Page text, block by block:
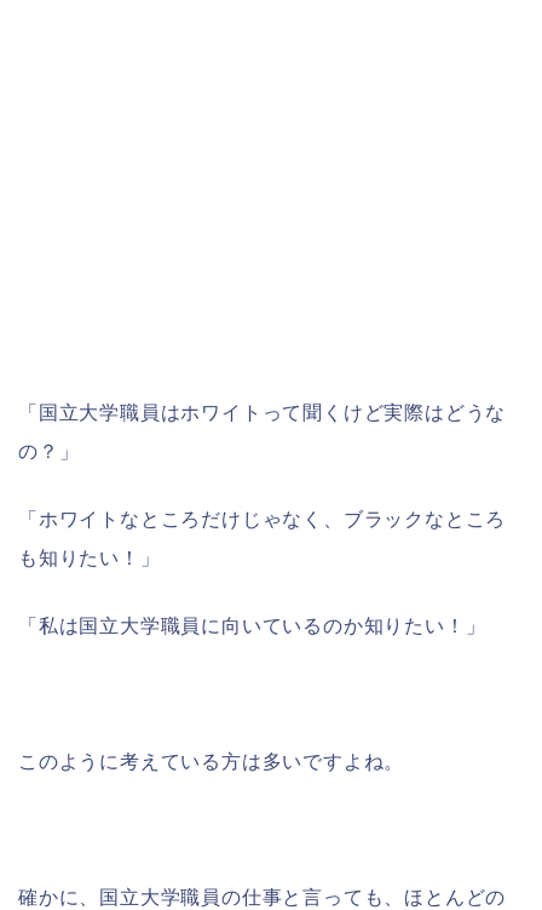
「国立大学職員はホワイトって聞くけど実際はどうな
の？」
「ホワイトなところだけじゃなく、ブラックなところ
も知りたい！」
「私は国立大学職員に向いているのか知りたい！」
このように考えている方は多いですよね。
確かに、国立大学職員の仕事と言っても、ほとんどの